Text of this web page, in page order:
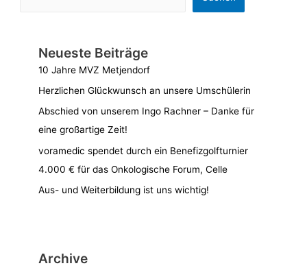
Neueste Beiträge
10 Jahre MVZ Metjendorf
Herzlichen Glückwunsch an unsere Umschülerin
Abschied von unserem Ingo Rachner – Danke für
eine großartige Zeit!
voramedic spendet durch ein Benefizgolfturnier
4.000 € für das Onkologische Forum, Celle
Aus- und Weiterbildung ist uns wichtig!
Archive